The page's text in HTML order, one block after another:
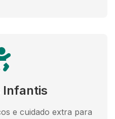
Infantis
e cuidado extra para